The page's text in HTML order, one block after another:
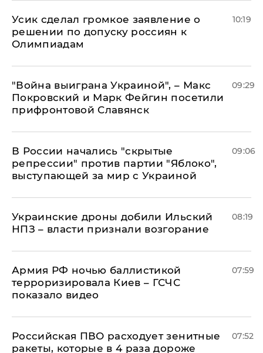
Усик сделал громкое заявление о
решении по допуску россиян к
Олимпиадам
10:19
"Война выиграна Украиной", – Макс
Покровский и Марк Фейгин посетили
прифронтовой Славянск
09:29
В России начались "скрытые
репрессии" против партии "Яблоко",
выступающей за мир с Украиной
09:06
Украинские дроны добили Ильский
НПЗ – власти признали возгорание
08:19
Армия РФ ночью баллистикой
терроризировала Киев – ГСЧС
показало видео
07:59
Российская ПВО расходует зенитные
ракеты, которые в 4 раза дороже
07:52